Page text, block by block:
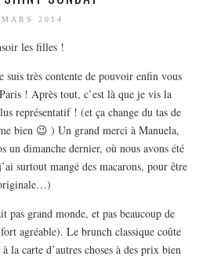
2014
les filles !
suis très contente de pouvoir enfin vous
! Après tout, c’est là que je vis la
représentatif ! (et ça change du tas de
bien 😉 ) Un grand merci à Manuela,
un dimanche dernier, où nous avons été
surtout mangé des macarons, pour être
pas grand monde, et pas beaucoup de
agréable). Le brunch classique coûte
la carte d’autres choses à des prix bien